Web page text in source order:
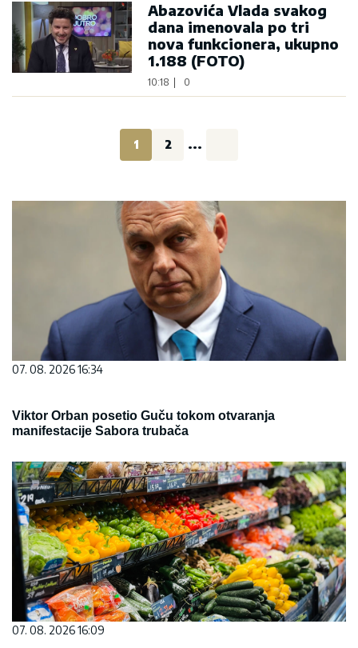
Abazovića Vlada svakog
dana imenovala po tri
nova funkcionera, ukupno
1.188 (FOTO)
10:18 0
1 2 ...
07. 08. 2026 16:34
Viktor Orban posetio Guču tokom otvaranja
manifestacije Sabora trubača
07. 08. 2026 16:09